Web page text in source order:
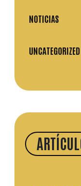
NOTICIAS
UNCATEGORIZED